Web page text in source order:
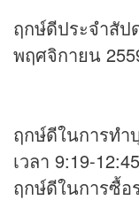
ฤกษ์ดีประจำสั
พฤศจิกายน
ฤกษ์ดีในการท
เวลา 9:19-12:45
ฤกษ์ดีในการซื้อ